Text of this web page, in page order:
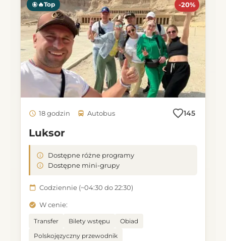
🔥Top -20%
18 godzin Autobus 145
Luksor
Dostępne różne programy
Dostępne mini-grupy
Codziennie (~04:30 do 22:30)
W cenie:
Transfer Bilety wstępu
Obiad
Polskojęzyczny przewodnik